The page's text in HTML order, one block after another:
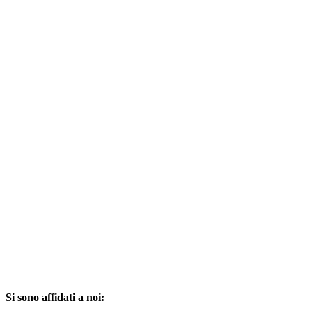
Si sono affidati a noi: